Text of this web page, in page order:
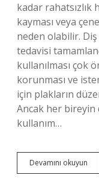
kadar
kayması veya
neden olabilir.
tedavisi
kullanılması çok
korunması ve
için plakların
Ancak her
kullanım…
Devamını okuyun